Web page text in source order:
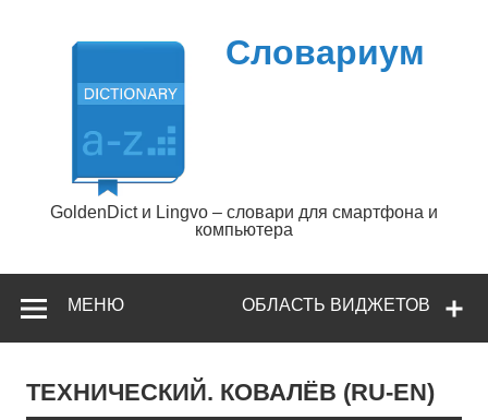
содержимому
Словариум
GoldenDict и Lingvo – словари для смартфона и
компьютера
ОБЛАСТЬ ВИДЖЕТОВ
МЕНЮ
ТЕХНИЧЕСКИЙ. КОВАЛЁВ (RU-EN)